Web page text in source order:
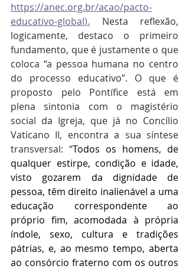
https://anec.org.br/acao/pacto-
educativo-global). Nesta reflexão,
logicamente, destaco o primeiro
fundamento, que é justamente o que
coloca “a pessoa humana no centro
do processo educativo”. O que é
proposto pelo Pontífice está em
plena sintonia com o magistério
social da Igreja, que já no Concílio
Vaticano II, encontra a sua síntese
transversal: “Todos os homens, de
qualquer estirpe, condição e idade,
visto gozarem da dignidade de
pessoa, têm direito inalienável a uma
educação correspondente ao
próprio fim, acomodada à própria
índole, sexo, cultura e tradições
pátrias, e, ao mesmo tempo, aberta
ao consórcio fraterno com os outros